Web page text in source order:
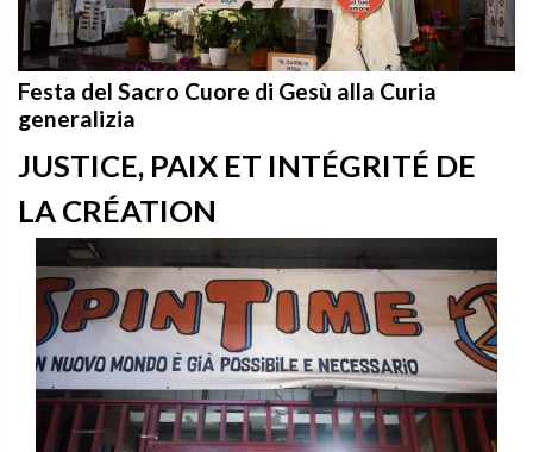
Festa del Sacro Cuore di Gesù alla Curia
generalizia
JUSTICE, PAIX ET INTÉGRITÉ DE
LA CRÉATION